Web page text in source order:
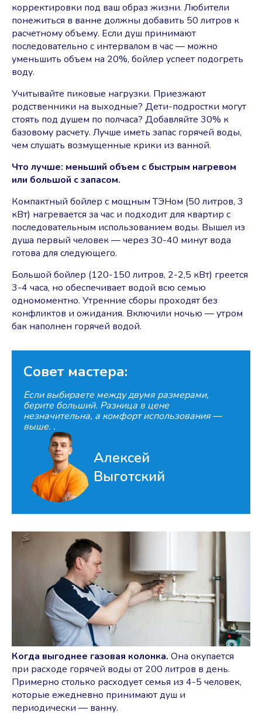
корректировки под ваш образ жизни. Любители
понежиться в ванне должны добавить 50 литров к
расчетному объему. Если душ принимают
последовательно с интервалом в час — можно
уменьшить объем на 20%, бойлер успеет подогреть
воду.
Учитывайте пиковые нагрузки. Приезжают
родственники на выходные? Дети-подростки могут
стоять под душем по полчаса? Добавляйте 30% к
базовому расчету. Лучше иметь запас горячей воды,
чем слушать возмущенные крики из ванной.
Что лучше: меньший объем с быстрым нагревом
или большой с запасом.
Компактный бойлер с мощным ТЭНом (50 литров, 3
кВт) нагревается за час и подходит для квартир с
последовательным использованием воды. Вышел из
душа первый человек — через 30-40 минут вода
готова для следующего.
Большой бойлер (120-150 литров, 2-2,5 кВт) греется
3-4 часа, но обеспечивает водой всю семью
одномоментно. Утренние сборы проходят без
конфликтов и ожидания. Включили ночью — утром
бак наполнен горячей водой.
Совет мастера:
Если выбираете между двумя размерами,
берите больший. Разница в цене
незначительна, а комфорт использования ―
выше. .
Алексей
Выготский
Когда выгоднее газовая колонка. Она окупается
при расходе горячей воды от 200 литров в день.
Примерно столько расходует семья из 4-5 человек,
которые ежедневно принимают душ и
периодически ― ванну.